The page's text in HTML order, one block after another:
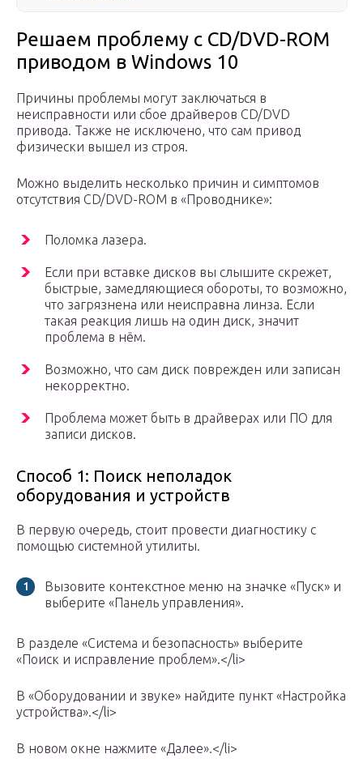
Решаем проблему с CD/DVD-ROM
приводом в Windows 10
Причины проблемы могут заключаться в
неисправности или сбое драйверов CD/DVD
привода. Также не исключено, что сам привод
физически вышел из строя.
Можно выделить несколько причин и симптомов
отсутствия CD/DVD-ROM в «Проводнике»:
Поломка лазера.
Если при вставке дисков вы слышите скрежет,
быстрые, замедляющиеся обороты, то возможно,
что загрязнена или неисправна линза. Если
такая реакция лишь на один диск, значит
проблема в нём.
Возможно, что сам диск поврежден или записан
некорректно.
Проблема может быть в драйверах или ПО для
записи дисков.
Способ 1: Поиск неполадок
оборудования и устройств
В первую очередь, стоит провести диагностику с
помощью системной утилиты.
Вызовите контекстное меню на значке «Пуск» и
выберите «Панель управления».
В разделе «Система и безопасность» выберите
«Поиск и исправление проблем».</li>
В «Оборудовании и звуке» найдите пункт «Настройка
устройства».</li>
В новом окне нажмите «Далее».</li>